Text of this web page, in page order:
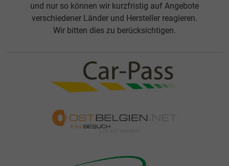
und nur so können wir kurzfristig auf Angebote
verschiedener Länder und Hersteller reagieren.
Wir bitten dies zu berücksichtigen.